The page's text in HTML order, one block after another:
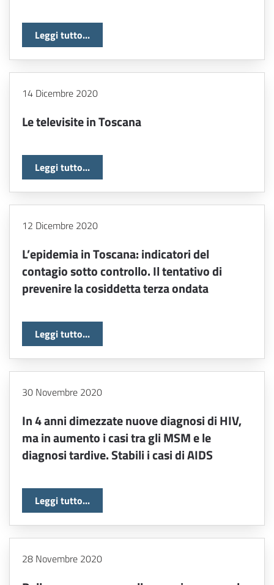
Leggi tutto...
14 Dicembre 2020
Le televisite in Toscana
Leggi tutto...
12 Dicembre 2020
L’epidemia in Toscana: indicatori del
contagio sotto controllo. Il tentativo di
prevenire la cosiddetta terza ondata
Leggi tutto...
30 Novembre 2020
In 4 anni dimezzate nuove diagnosi di HIV,
ma in aumento i casi tra gli MSM e le
diagnosi tardive. Stabili i casi di AIDS
Leggi tutto...
28 Novembre 2020